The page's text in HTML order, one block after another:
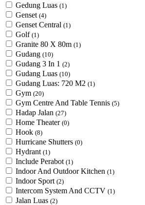
Gedung Luas (1)
Genset (4)
Genset Central (1)
Golf (1)
Granite 80 X 80m (1)
Gudang (10)
Gudang 3 In 1 (2)
Gudang Luas (10)
Gudang Luas: 720 M2 (1)
Gym (20)
Gym Centre And Table Tennis (5)
Hadap Jalan (27)
Home Theater (0)
Hook (8)
Hurricane Shutters (0)
Hydrant (1)
Include Perabot (1)
Indoor And Outdoor Kitchen (1)
Indoor Sport (2)
Intercom System And CCTV (1)
Jalan Luas (2)